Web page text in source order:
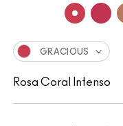
GRACIOUS
Rosa Coral Intenso